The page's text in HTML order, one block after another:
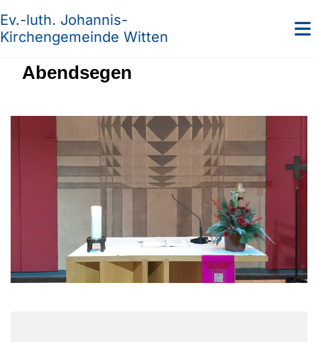
Ev.-luth. Johannis-
Kirchengemeinde Witten
Abendsegen